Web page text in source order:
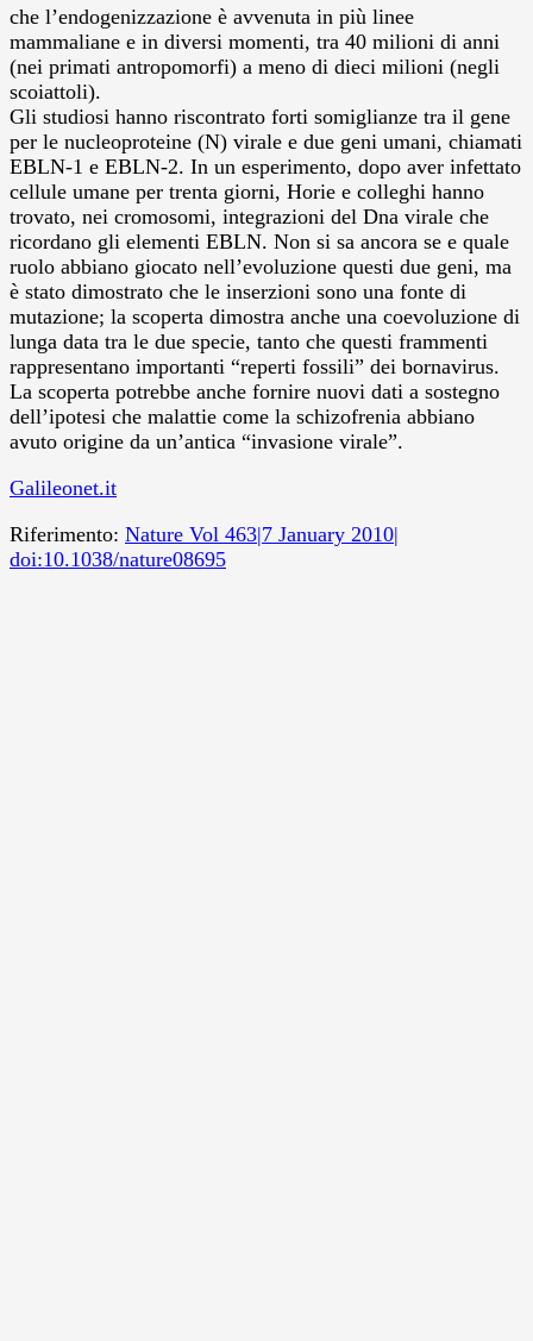
che l’endogenizzazione è avvenuta in più linee
mammaliane e in diversi momenti, tra 40 milioni di anni
(nei primati antropomorfi) a meno di dieci milioni (negli
scoiattoli).
Gli studiosi hanno riscontrato forti somiglianze tra il gene
per le nucleoproteine (N) virale e due geni umani, chiamati
EBLN-1 e EBLN-2. In un esperimento, dopo aver infettato
cellule umane per trenta giorni, Horie e colleghi hanno
trovato, nei cromosomi, integrazioni del Dna virale che
ricordano gli elementi EBLN. Non si sa ancora se e quale
ruolo abbiano giocato nell’evoluzione questi due geni, ma
è stato dimostrato che le inserzioni sono una fonte di
mutazione; la scoperta dimostra anche una coevoluzione di
lunga data tra le due specie, tanto che questi frammenti
rappresentano importanti “reperti fossili” dei bornavirus.
La scoperta potrebbe anche fornire nuovi dati a sostegno
dell’ipotesi che malattie come la schizofrenia abbiano
avuto origine da un’antica “invasione virale”.
Galileonet.it
Riferimento: Nature Vol 463|7 January 2010|
doi:10.1038/nature08695